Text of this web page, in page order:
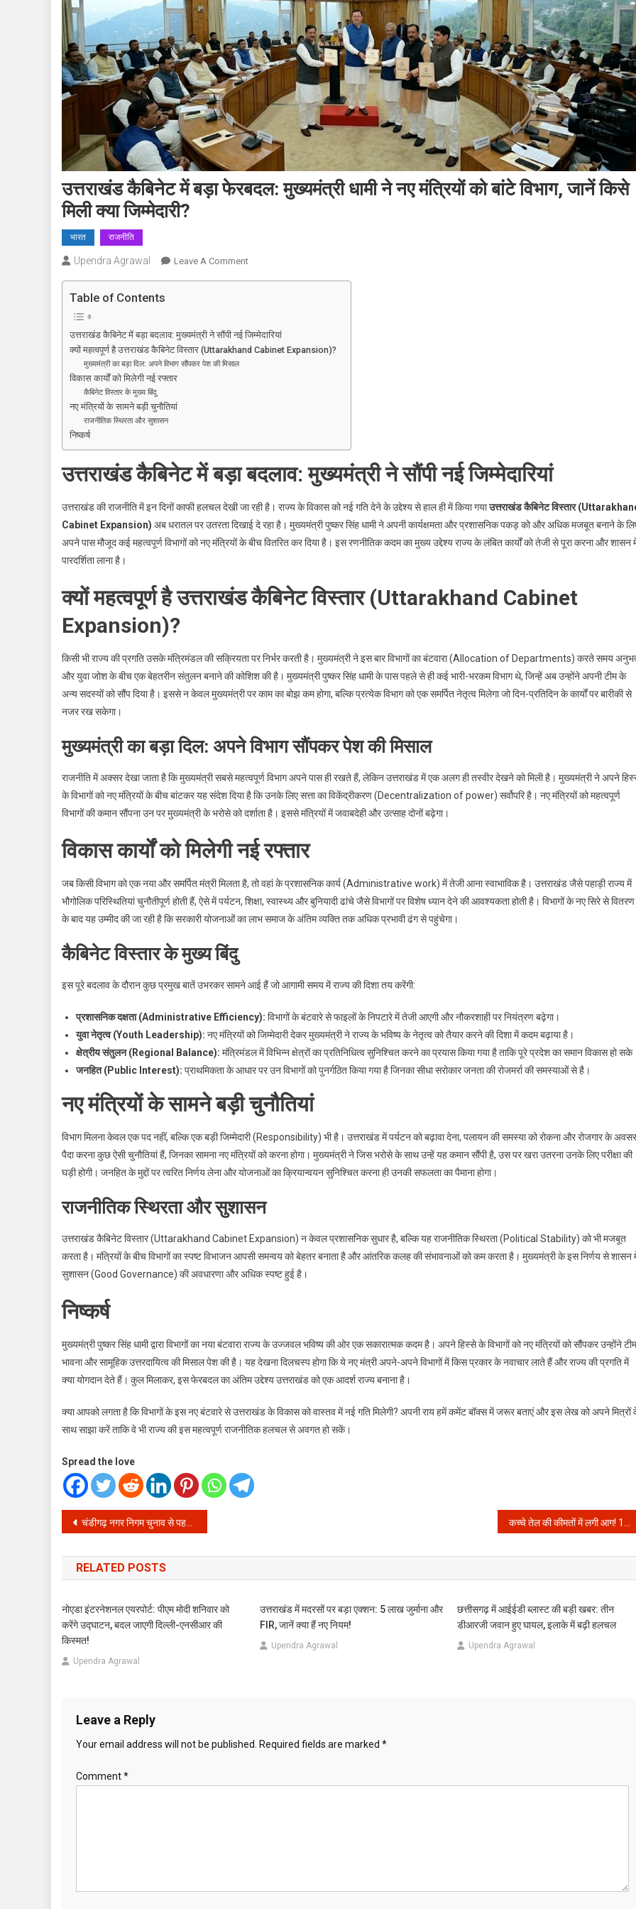
उत्तराखंड कैबिनेट में बड़ा फेरबदल: मुख्यमंत्री धामी ने नए मंत्रियों को बांटे विभाग, जानें किसे
मिली क्या जिम्मेदारी?
भारत राजनीति
Upendra Agrawal Leave A CommentOn
फेरबदल:
विभाग,
किसे
मिली
क्या
Table of Contents
उत्तराखंड कैबिनेट में बड़ा बदलाव: मुख्यमंत्री ने सौंपी नई जिम्मेदारियां
क्यों महत्वपूर्ण है उत्तराखंड कैबिनेट विस्तार (Uttarakhand Cabinet Expansion)?
मुख्यमंत्री का बड़ा दिल: अपने विभाग सौंपकर पेश की मिसाल
विकास कार्यों को मिलेगी नई रफ्तार
कैबिनेट विस्तार के मुख्य बिंदु
नए मंत्रियों के सामने बड़ी चुनौतियां
राजनीतिक स्थिरता और सुशासन
निष्कर्ष
उत्तराखंड कैबिनेट में बड़ा बदलाव: मुख्यमंत्री ने सौंपी नई जिम्मेदारियां
उत्तराखंड की राजनीति में इन दिनों काफी हलचल देखी जा रही है। राज्य के विकास को नई गति देने के उद्देश्य से हाल ही में किया गयाउत्तराखंड कैबिनेट विस्तार
Cabinet Expansion) अब धरातल पर उतरता दिखाई दे रहा है। मुख्यमंत्री पुष्कर सिंह धामी ने अपनी कार्यक्षमता और प्रशासनिक पकड़ को और अधिक मजबूत बनाने के
अपने पास मौजूद कई महत्वपूर्ण विभागों को नए मंत्रियों के बीच वितरित कर दिया है। इस रणनीतिक कदम का मुख्य उद्देश्य राज्य के लंबित कार्यों को तेजी से पूरा करना और शासन
पारदर्शिता लाना है।
क्यों महत्वपूर्ण है उत्तराखंड कैबिनेट विस्तार (Uttarakhand Cabinet
Expansion)?
किसी भी राज्य की प्रगति उसके मंत्रिमंडल की सक्रियता पर निर्भर करती है। मुख्यमंत्री ने इस बार विभागों का बंटवारा (Allocation of Departments) करते समय
और युवा जोश के बीच एक बेहतरीन संतुलन बनाने की कोशिश की है। मुख्यमंत्री पुष्कर सिंह धामी के पास पहले से ही कई भारी-भरकम विभाग थे, जिन्हें अब उन्होंने अपनी टीम के
अन्य सदस्यों को सौंप दिया है। इससे न केवल मुख्यमंत्री पर काम का बोझ कम होगा, बल्कि प्रत्येक विभाग को एक समर्पित नेतृत्व मिलेगा जो दिन-प्रतिदिन के कार्यों पर बारीकी से
नजर रख सकेगा।
मुख्यमंत्री का बड़ा दिल: अपने विभाग सौंपकर पेश की मिसाल
राजनीति में अक्सर देखा जाता है कि मुख्यमंत्री सबसे महत्वपूर्ण विभाग अपने पास ही रखते हैं, लेकिन उत्तराखंड में एक अलग ही तस्वीर देखने को मिली है। मुख्यमंत्री ने अपने
के विभागों को नए मंत्रियों के बीच बांटकर यह संदेश दिया है कि उनके लिए सत्ता का विकेंद्रीकरण (Decentralization of power) सर्वोपरि है। नए मंत्रियों को महत्वपूर्ण
विभागों की कमान सौंपना उन पर मुख्यमंत्री के भरोसे को दर्शाता है। इससे मंत्रियों में जवाबदेही और उत्साह दोनों बढ़ेगा।
विकास कार्यों को मिलेगी नई रफ्तार
जब किसी विभाग को एक नया और समर्पित मंत्री मिलता है, तो वहां के प्रशासनिक कार्य (Administrative work) में तेजी आना स्वाभाविक है। उत्तराखंड जैसे पहाड़ी राज्य में
भौगोलिक परिस्थितियां चुनौतीपूर्ण होती हैं, ऐसे में पर्यटन, शिक्षा, स्वास्थ्य और बुनियादी ढांचे जैसे विभागों पर विशेष ध्यान देने की आवश्यकता होती है। विभागों के नए सिरे से वितरण
के बाद यह उम्मीद की जा रही है कि सरकारी योजनाओं का लाभ समाज के अंतिम व्यक्ति तक अधिक प्रभावी ढंग से पहुंचेगा।
कैबिनेट विस्तार के मुख्य बिंदु
इस पूरे बदलाव के दौरान कुछ प्रमुख बातें उभरकर सामने आई हैं जो आगामी समय में राज्य की दिशा तय करेंगी:
प्रशासनिक दक्षता (Administrative Efficiency): विभागों के बंटवारे से फाइलों के निपटारे में तेजी आएगी और नौकरशाही पर नियंत्रण बढ़ेगा।
युवा नेतृत्व (Youth Leadership): नए मंत्रियों को जिम्मेदारी देकर मुख्यमंत्री ने राज्य के भविष्य के नेतृत्व को तैयार करने की दिशा में कदम बढ़ाया है।
क्षेत्रीय संतुलन (Regional Balance): मंत्रिमंडल में विभिन्न क्षेत्रों का प्रतिनिधित्व सुनिश्चित करने का प्रयास किया गया है ताकि पूरे प्रदेश का समान विकास हो
जनहित (Public Interest): प्राथमिकता के आधार पर उन विभागों को पुनर्गठित किया गया है जिनका सीधा सरोकार जनता की रोजमर्रा की समस्याओं से है।
नए मंत्रियों के सामने बड़ी चुनौतियां
विभाग मिलना केवल एक पद नहीं, बल्कि एक बड़ी जिम्मेदारी (Responsibility) भी है। उत्तराखंड में पर्यटन को बढ़ावा देना, पलायन की समस्या को रोकना और रोजगार के अवसर
पैदा करना कुछ ऐसी चुनौतियां हैं, जिनका सामना नए मंत्रियों को करना होगा। मुख्यमंत्री ने जिस भरोसे के साथ उन्हें यह कमान सौंपी है, उस पर खरा उतरना उनके लिए परीक्षा की
घड़ी होगी। जनहित के मुद्दों पर त्वरित निर्णय लेना और योजनाओं का क्रियान्वयन सुनिश्चित करना ही उनकी सफलता का पैमाना होगा।
राजनीतिक स्थिरता और सुशासन
उत्तराखंड कैबिनेट विस्तार (Uttarakhand Cabinet Expansion) न केवल प्रशासनिक सुधार है, बल्कि यह राजनीतिक स्थिरता (Political Stability) को भी मजबूत
करता है। मंत्रियों के बीच विभागों का स्पष्ट विभाजन आपसी समन्वय को बेहतर बनाता है और आंतरिक कलह की संभावनाओं को कम करता है। मुख्यमंत्री के इस निर्णय से शासन
सुशासन (Good Governance) की अवधारणा और अधिक स्पष्ट हुई है।
निष्कर्ष
मुख्यमंत्री पुष्कर सिंह धामी द्वारा विभागों का नया बंटवारा राज्य के उज्जवल भविष्य की ओर एक सकारात्मक कदम है। अपने हिस्से के विभागों को नए मंत्रियों को सौंपकर उन्होंने टीम
भावना और सामूहिक उत्तरदायित्व की मिसाल पेश की है। यह देखना दिलचस्प होगा कि ये नए मंत्री अपने-अपने विभागों में किस प्रकार के नवाचार लाते हैं और राज्य की प्रगति में
क्या योगदान देते हैं। कुल मिलाकर, इस फेरबदल का अंतिम उद्देश्य उत्तराखंड को एक आदर्श राज्य बनाना है।
क्या आपको लगता है कि विभागों के इस नए बंटवारे से उत्तराखंड के विकास को वास्तव में नई गति मिलेगी? अपनी राय हमें कमेंट बॉक्स में जरूर बताएं और इस लेख को अपने मित्रों
साथ साझा करें ताकि वे भी राज्य की इस महत्वपूर्ण राजनीतिक हलचल से अवगत हो सकें।
Spread the love
Post
navigation
चंडीगढ़ नगर निगम चुनाव से पहले बड़ा सियासी धमाका: पार्षद दमनप्रीत सिंह ने छोड़ी ‘आप’, कांग्रेस का थामा हाथ
RELATED POSTS
नोएडा इंटरनेशनल एयरपोर्ट: पीएम मोदी शनिवार को
करेंगे उद्घाटन, बदल जाएगी दिल्ली-एनसीआर की
किस्मत!
Upendra Agrawal
उत्तराखंड में मदरसों पर बड़ा एक्शन: 5 लाख जुर्माना और
FIR, जानें क्या हैं नए नियम!
Upendra Agrawal
छत्तीसगढ़ में आईईडी ब्लास्ट की बड़ी खबर: तीन
डीआरजी जवान हुए घायल, इलाके में बढ़ी हलचल
Upendra Agrawal
Leave a Reply
Your email address will not be published. Required fields are marked *
Comment*